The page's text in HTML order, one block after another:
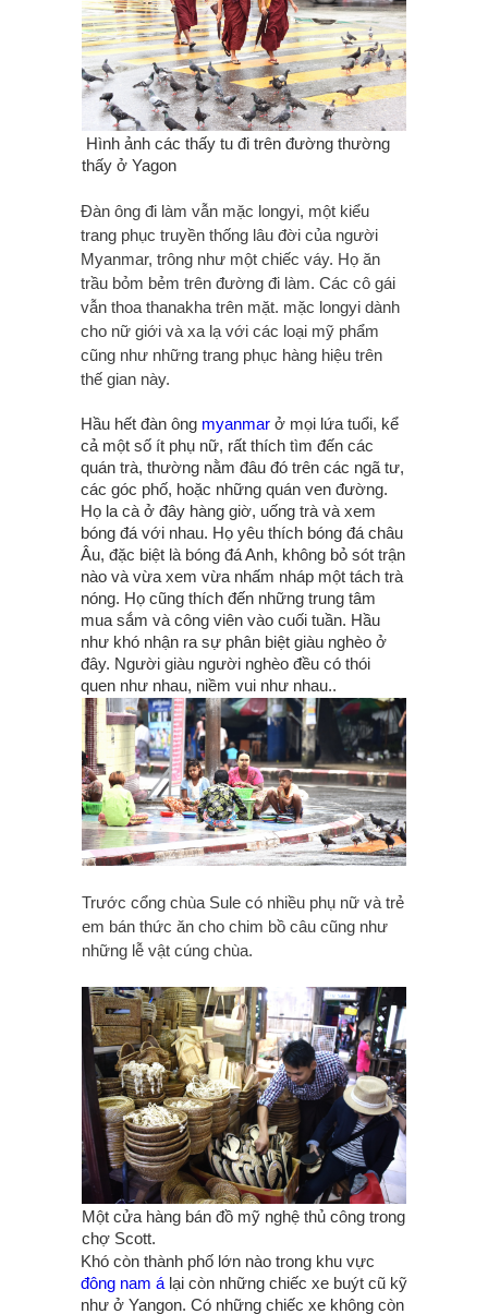
Hình ảnh các thấy tu đi trên đường thường
thấy ở Yagon
Đàn ông đi làm vẫn mặc longyi, một kiểu
trang phục truyền thống lâu đời của người
Myanmar, trông như một chiếc váy. Họ ăn
trầu bỏm bẻm trên đường đi làm. Các cô gái
vẫn thoa thanakha trên mặt. mặc longyi dành
cho nữ giới và xa lạ với các loại mỹ phẩm
cũng như những trang phục hàng hiệu trên
thế gian này.
Hầu hết đàn ông myanmar ở mọi lứa tuổi, kể
cả một số ít phụ nữ, rất thích tìm đến các
quán trà, thường nằm đâu đó trên các ngã tư,
các góc phố, hoặc những quán ven đường.
Họ la cà ở đây hàng giờ, uống trà và xem
bóng đá với nhau. Họ yêu thích bóng đá châu
Âu, đặc biệt là bóng đá Anh, không bỏ sót trận
nào và vừa xem vừa nhấm nháp một tách trà
nóng. Họ cũng thích đến những trung tâm
mua sắm và công viên vào cuối tuần. Hầu
như khó nhận ra sự phân biệt giàu nghèo ở
đây. Người giàu người nghèo đều có thói
quen như nhau, niềm vui như nhau..
Trước cổng chùa Sule có nhiều phụ nữ và trẻ
em bán thức ăn cho chim bồ câu cũng như
những lễ vật cúng chùa.
Một cửa hàng bán đồ mỹ nghệ thủ công trong
chợ Scott.
Khó còn thành phố lớn nào trong khu vực
đông nam á lại còn những chiếc xe buýt cũ kỹ
như ở Yangon. Có những chiếc xe không còn